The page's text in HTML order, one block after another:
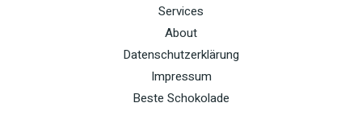
Services
About
Datenschutzerklärung
Impressum
Beste Schokolade